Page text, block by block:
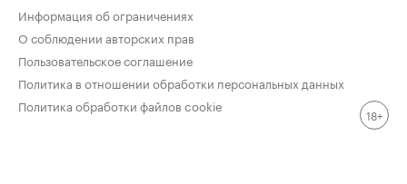
Информация об ограничениях
О соблюдении авторских прав
Пользовательское соглашение
Политика в отношении обработки персональных данных
Политика обработки файлов cookie
18+